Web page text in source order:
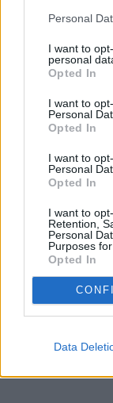
Personal
I want to
personal
Opted In
I want to
Personal
Opted In
I want to
Personal
Opted In
I want to
Retention,
Personal
Purposes
Opted In
Data